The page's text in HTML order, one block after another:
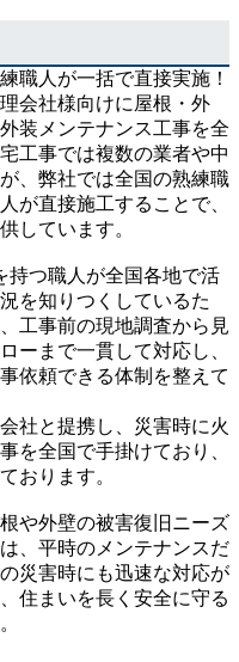
職人が一括で直接実施！
会社様向けに屋根・外
装メンテナンス工事を全
工事では複数の業者や中
、弊社では全国の熟練職
が直接施工することで、
しています。
持つ職人が全国各地で活
を知りつくしているた
工事前の現地調査から見
ーまで一貫して対応し、
依頼できる体制を整えて
社と提携し、災害時に火
を全国で手掛けており、
おります。
や外壁の被害復旧ニーズ
、平時のメンテナンスだ
災害時にも迅速な対応が
住まいを長く安全に守る